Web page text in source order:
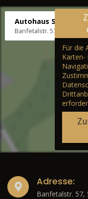
Autohaus Stenger
Banfetalstr. 57, 57334
Für die
Karten-
Adresse:
Banfetalstr. 57,